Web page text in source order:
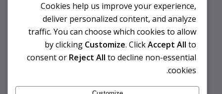
לך?
Cookies help us improve your experience,
deliver personalized content, and analyze
traffic. You can choose which cookies to allow
by clicking Customize. ClickAccept All to
consent or Reject All to decline non-essential
cookies.